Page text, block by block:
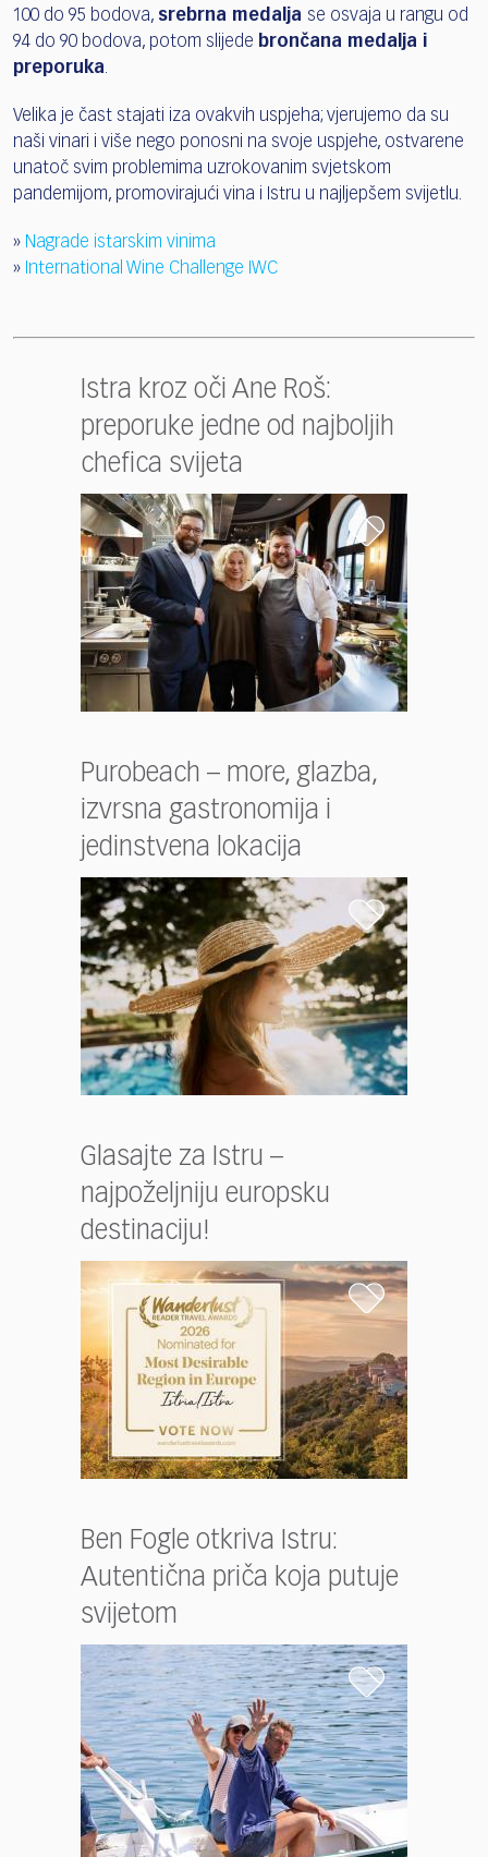
100 do 95 bodova, srebrna medalja se osvaja u rangu od
94 do 90 bodova, potom slijede brončana medalja i
preporuka.
Velika je čast stajati iza ovakvih uspjeha; vjerujemo da su
naši vinari i više nego ponosni na svoje uspjehe, ostvarene
unatoč svim problemima uzrokovanim svjetskom
pandemijom, promovirajući vina i Istru u najljepšem svijetlu.
» Nagrade istarskim vinima
» International Wine Challenge IWC
Istra kroz oči Ane Roš:
preporuke jedne od najboljih
chefica svijeta
Purobeach – more, glazba,
izvrsna gastronomija i
jedinstvena lokacija
Glasajte za Istru –
najpoželjniju europsku
destinaciju!
Ben Fogle otkriva Istru:
Autentična priča koja putuje
svijetom